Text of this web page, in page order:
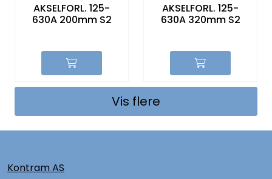
AKSELFORL. 125-
630A 200mm S2
AKSELFORL. 125-
630A 320mm S2
Vis flere
Kontram AS